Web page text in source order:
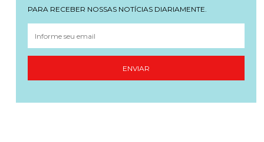
PARA RECEBER NOSSAS NOTÍCIAS DIARIAMENTE.
ENVIAR